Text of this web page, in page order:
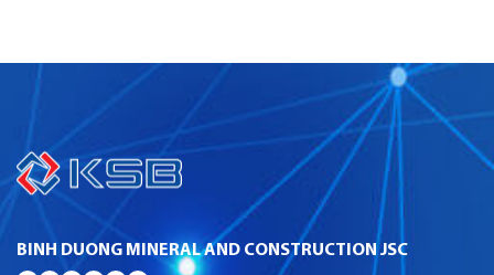
BINH DUONG MINERAL AND CONSTRUCTION JSC